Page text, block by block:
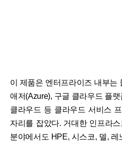
이 제품은 엔터프라이즈 내부는
애저(Azure), 구글 클라우드 플
클라우드 등 클라우드 서비스
자리를 잡았다. 거대한 인프라
분야에서도 HPE, 시스코, 델, 레